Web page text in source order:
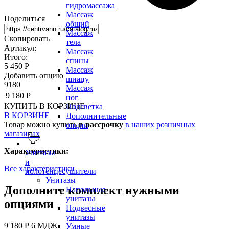
гидромассажа
Массаж
общий
Массаж
тела
Массаж
спины
Массаж
шиацу
Массаж
ног
Подсветка
Дополнительные
опции
Унитазы
и
полотенцесушители
Унитазы
Напольные
унитазы
Подвесные
унитазы
Умные
Поделиться
Скопировать
Артикул:
Итого:
5 450 Р
Добавить опцию
9180
9 180 Р
КУПИТЬ В КОРЗИНЕ
В КОРЗИНЕ
Товар можно купитьв рассрочку в наших розничных
магазинах
Характеристики:
Все характеристики
Дополните комплект нужными
опциями
9 180 Р 6 МДЖ